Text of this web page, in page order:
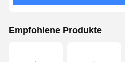
Empfohlene Produkte